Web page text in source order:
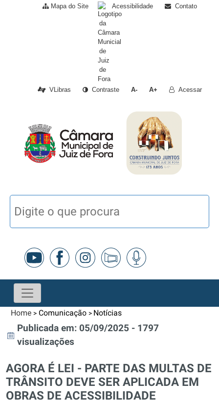
Mapa do Site Acessibilidade Contato
VLibras Contraste A- A+ Acessar
Home > Comunicação > Notícias
Publicada em: 05/09/2025 - 1797
visualizações
AGORA É LEI - PARTE DAS MULTAS DE
TRÂNSITO DEVE SER APLICADA EM
OBRAS DE ACESSIBILIDADE